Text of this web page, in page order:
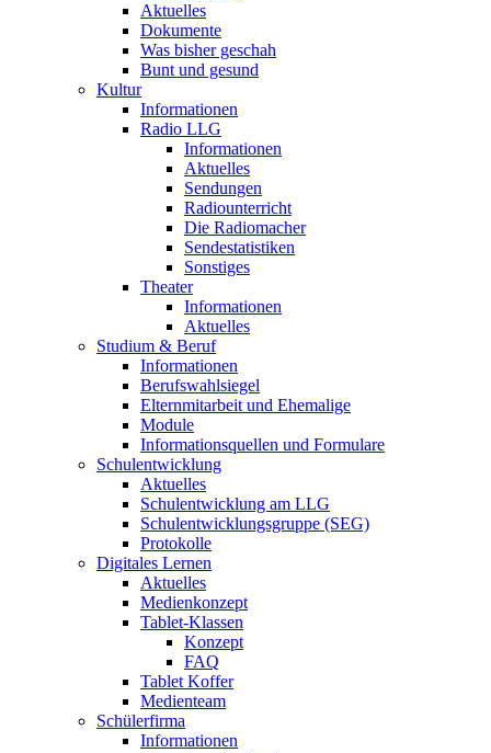
Aktuelles
Dokumente
Was bisher geschah
Bunt und gesund
Kultur
Informationen
Radio LLG
Informationen
Aktuelles
Sendungen
Radiounterricht
Die Radiomacher
Sendestatistiken
Sonstiges
Theater
Informationen
Aktuelles
Studium & Beruf
Informationen
Berufswahlsiegel
Elternmitarbeit und Ehemalige
Module
Informationsquellen und Formulare
Schulentwicklung
Aktuelles
Schulentwicklung am LLG
Schulentwicklungsgruppe (SEG)
Protokolle
Digitales Lernen
Aktuelles
Medienkonzept
Tablet-Klassen
Konzept
FAQ
Tablet Koffer
Medienteam
Schülerfirma
Informationen